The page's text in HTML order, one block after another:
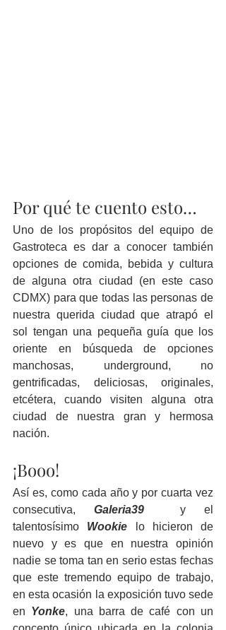
Por qué te cuento esto…
Uno de los propósitos del equipo de
Gastroteca es dar a conocer también
opciones de comida, bebida y cultura
de alguna otra ciudad (en este caso
CDMX) para que todas las personas de
nuestra querida ciudad que atrapó el
sol tengan una pequeña guía que los
oriente en búsqueda de opciones
manchosas, underground, no
gentrificadas, deliciosas, originales,
etcétera, cuando visiten alguna otra
ciudad de nuestra gran y hermosa
nación.
¡Booo!
Así es, como cada año y por cuarta vez
consecutiva, Galeria39
  y el
talentosísimo Wookie lo hicieron de
nuevo y es que en nuestra opinión
nadie se toma tan en serio estas fechas
que este tremendo equipo de trabajo,
en esta ocasión la exposición tuvo sede
en Yonke, una barra de café con un